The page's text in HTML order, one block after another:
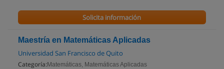
Solicita información
Maestría en Matemáticas Aplicadas
Universidad San Francisco de Quito
Categoría: Matemáticas, Matemáticas Aplicadas